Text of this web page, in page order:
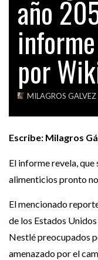
A…
año
por
MILAGROS GALVEZ
Escribe: Milagros
El informe revela,
alimenticios pronto
El mencionado
de los Estados
Nestlé preocupados
amenazado por el